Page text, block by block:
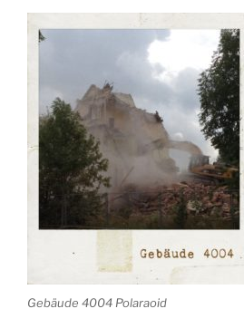
Gebäude 4004 Polaraoid